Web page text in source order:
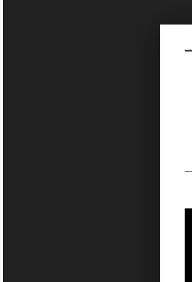
Sketchbook5, 스케치
Sketchbook5, 스케치